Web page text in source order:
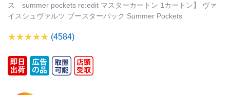
ス summer pockets re:edit マスターカートン 1カートン】 ヴァ
イスシュヴァルツ ブースターパック Summer Pockets
(4584)